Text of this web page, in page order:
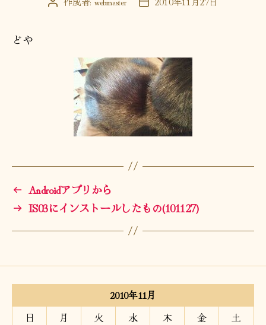
どや
← Androidアプリから
→ IS03にインストールしたもの(101127)
2010年11月
日
月 火 水 木 金
土